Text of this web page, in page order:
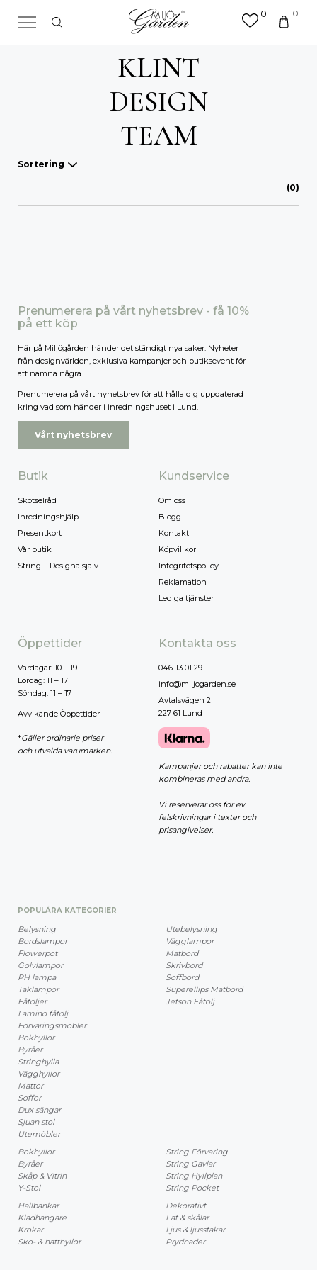
0 0
Sök efter valfri produkt eller
KLINT
DESIGN
TEAM
Sortering
Våra favoriter
Lägsta pris
Högsta pris
(0)
Prenumerera på vårt nyhetsbrev - få 10%
på ett köp
Här på Miljögården händer det ständigt nya saker. Nyheter
från designvärlden, exklusiva kampanjer och butiksevent för
att nämna några.
Prenumerera på vårt nyhetsbrev för att hålla dig uppdaterad
kring vad som händer i inredningshuset i Lund.
Vårt nyhetsbrev
Butik
Skötselråd
Inredningshjälp
Presentkort
Vår butik
String – Designa själv
Kundservice
Om oss
Blogg
Kontakt
Köpvillkor
Integritetspolicy
Reklamation
Lediga tjänster
Öppettider
Vardagar: 10 – 19
Lördag: 11 – 17
Söndag: 11 – 17
Avvikande Öppettider
*Gäller ordinarie priser
och utvalda varumärken.
Kontakta oss
046-13 01 29
info@miljogarden.se
Avtalsvägen 2
227 61 Lund
Kampanjer och rabatter kan inte
kombineras med andra.
Vi reserverar oss för ev.
felskrivningar i texter och
prisangivelser.
POPULÄRA KATEGORIER
Belysning
Bordslampor
Flowerpot
Golvlampor
PH lampa
Taklampor
Fåtöljer
Lamino fåtölj
Förvaringsmöbler
Bokhyllor
Byråer
Stringhylla
Vägghyllor
Mattor
Soffor
Dux sängar
Sjuan stol
Utemöbler
Utebelysning
Vägglampor
Matbord
Skrivbord
Soffbord
Superellips Matbord
Jetson Fåtölj
Bokhyllor
Byråer
Skåp & Vitrin
Y-Stol
String Förvaring
String Gavlar
String Hyllplan
String Pocket
Hallbänkar
Klädhängare
Krokar
Sko- & hatthyllor
Dekorativt
Fat & skålar
Ljus & ljusstakar
Prydnader